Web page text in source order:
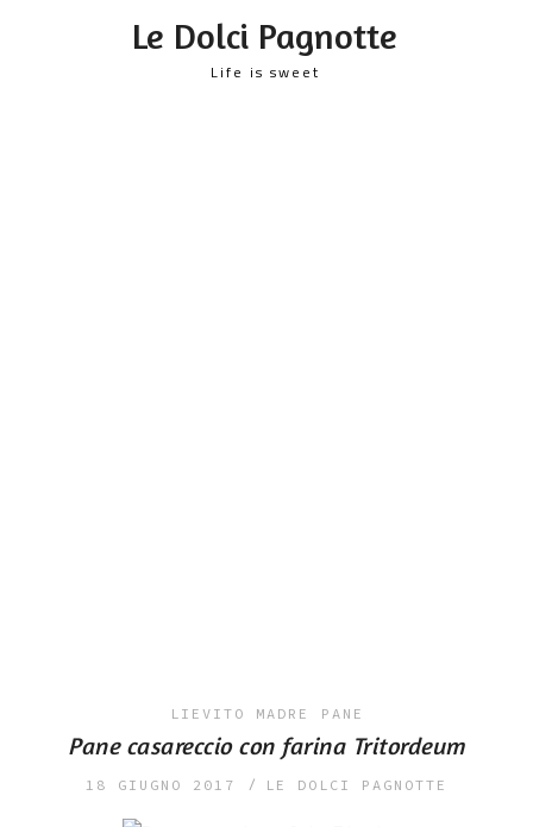
Le Dolci Pagnotte
Life is sweet
LIEVITO MADRE PANE
Pane casareccio con farina Tritordeum
18 GIUGNO 2017 LE DOLCI PAGNOTTE